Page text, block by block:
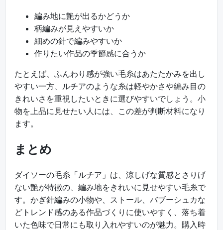
編み地に艶が出るかどうか
柄編みが見えやすいか
細めの針で編みやすいか
作りたい作品の季節感に合うか
たとえば、ふんわり感が強い毛糸はあたたかみを出し
やすい一方、ルチアのような糸は軽やかさや編み目の
きれいさを重視したいときに選びやすいでしょう。小
物を上品に見せたい人には、この差が判断材料になり
ます。
まとめ
ダイソーの毛糸「ルチア」は、涼しげな質感とさりげ
ない艶が特徴の、編み地をきれいに見せやすい毛糸で
す。かぎ針編みの小物や、ストール、バブーシュカな
どトレンド感のある作品づくりに使いやすく、落ち着
いた色味で日常にも取り入れやすいのが魅力。購入時